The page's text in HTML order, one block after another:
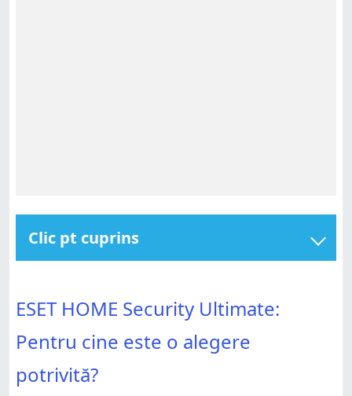
Clic pt cuprins
Pro și contra
Verdict
Descărcarea și instalarea ESET HOME Security
Ultimate
alegere potrivită?
Verdict
Descărcarea și instalarea ESET HOME Security
ESET HOME Security Ultimate:
Pentru cine este o alegere
potrivită?